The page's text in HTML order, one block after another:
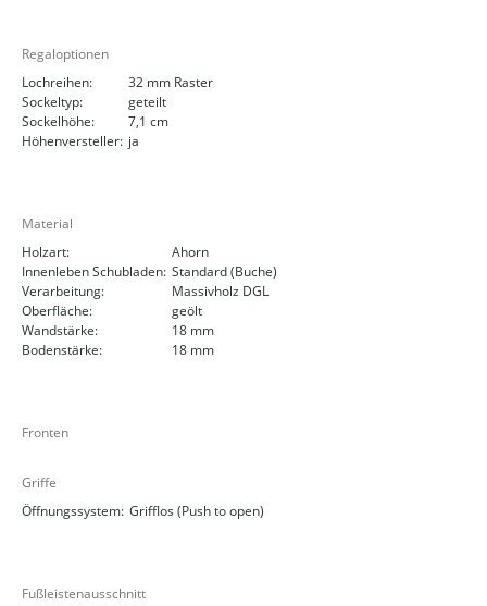
Regaloptionen
Lochreihen:
32 mm Raster
Sockeltyp:
geteilt
Sockelhöhe:
7,1 cm
Höhenversteller: ja
Material
Holzart:
Ahorn
Innenleben Schubladen: Standard (Buche)
Verarbeitung:
Massivholz DGL
Oberfläche:
geölt
Wandstärke:
18 mm
Bodenstärke:
18 mm
Fronten
Griffe
Öffnungssystem: Grifflos (Push to open)
Fußleistenausschnitt